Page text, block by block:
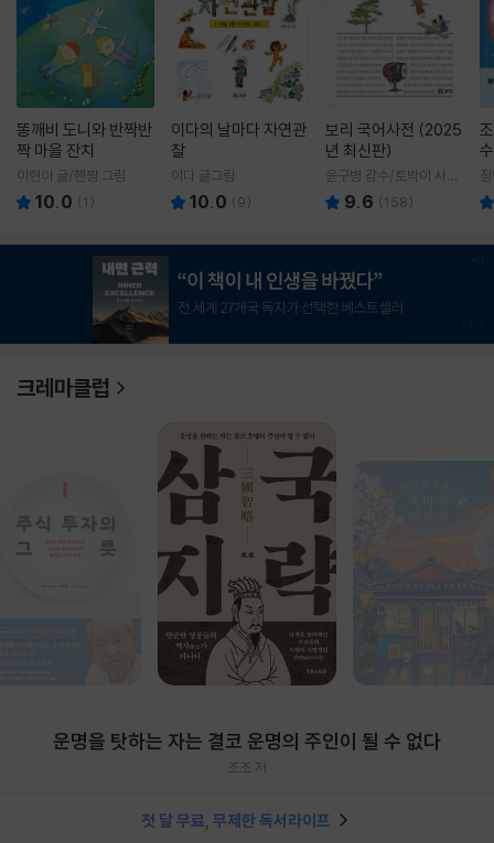
똥깨비 도니와 반짝반
짝 마을 잔치
이현아 글/핸짱 그림
10.0 (1 )
이다의 날마다 자연관
찰
이다 글그림
10.0 (9)
보리 국어사전 (2025
년 최신판)
윤구병 감수/토박이 사전
편찬실 편
9.6 (158)
크레마클럽
운명을 탓하는 자는 결코 운명의 주인이 될 수 없다
조조 저
첫 달 무료, 무제한 독서라이프